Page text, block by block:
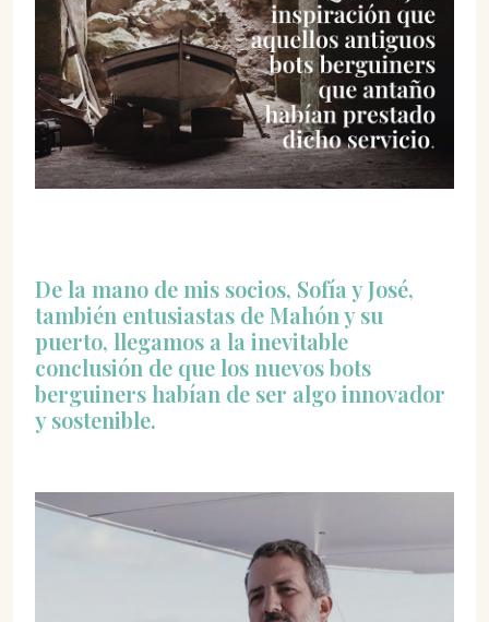
De la mano de mis socios, Sofía y José,
también entusiastas de Mahón y su
puerto, llegamos a la inevitable
conclusión de que los nuevos bots
berguiners habían de ser algo innovador
y sostenible.